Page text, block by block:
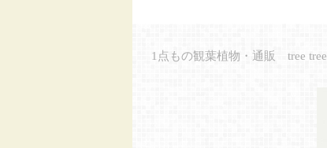
1点もの観葉植物・通販 tree tree